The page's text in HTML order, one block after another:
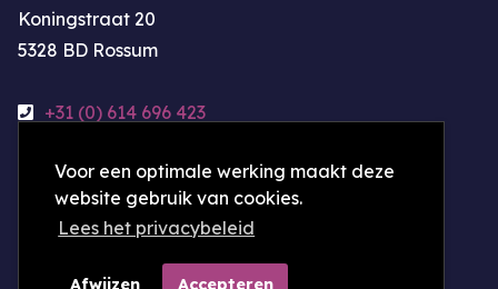
Voor een optimale werking maakt deze
website gebruik van cookies.
Lees het privacybeleid
Afwijzen Accepteren
Koningstraat 20
5328 BD Rossum
+31 (0) 614 696 423
KvK-nummer: 24459615